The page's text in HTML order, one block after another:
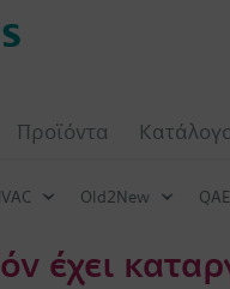
Προϊόντα
Old2New
έχει